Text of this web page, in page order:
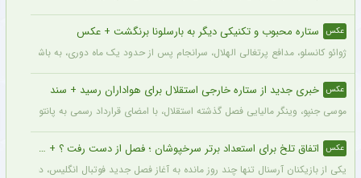
عکس ستاره محبوب و تکنیکی دیگر به بارسلونا برنگشت + عکس
ژوائو کانسلو، مدافع پرتغالی الهلال، سرانجام پس از حدود یک ماه دوری، به باشگاه
عکس خبری جدید از ستاره خارجی استقلال برای هواداران رسید + سند
موسی جنپو، وینگر مالیایی فصل گذشته استقلال، با امضای قرارداد رسمی به پانتولیکوس
عکس اتفاق تلخ برای استعداد برتر سرخپوشان ؛ فصل از دست رفت ؟ + عکس
یکی از بازیکنان آرسنال تنها چند روز مانده به آغاز فصل جدید فوتبال انگلیس، دچار